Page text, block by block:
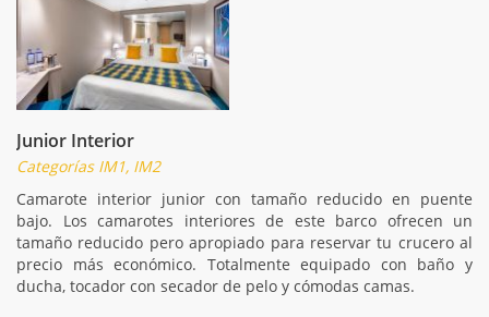
Junior Interior
Categorías IM1, IM2
Camarote interior junior con tamaño reducido en puente
bajo. Los camarotes interiores de este barco ofrecen un
tamaño reducido pero apropiado para reservar tu crucero al
precio más económico. Totalmente equipado con baño y
ducha, tocador con secador de pelo y cómodas camas.